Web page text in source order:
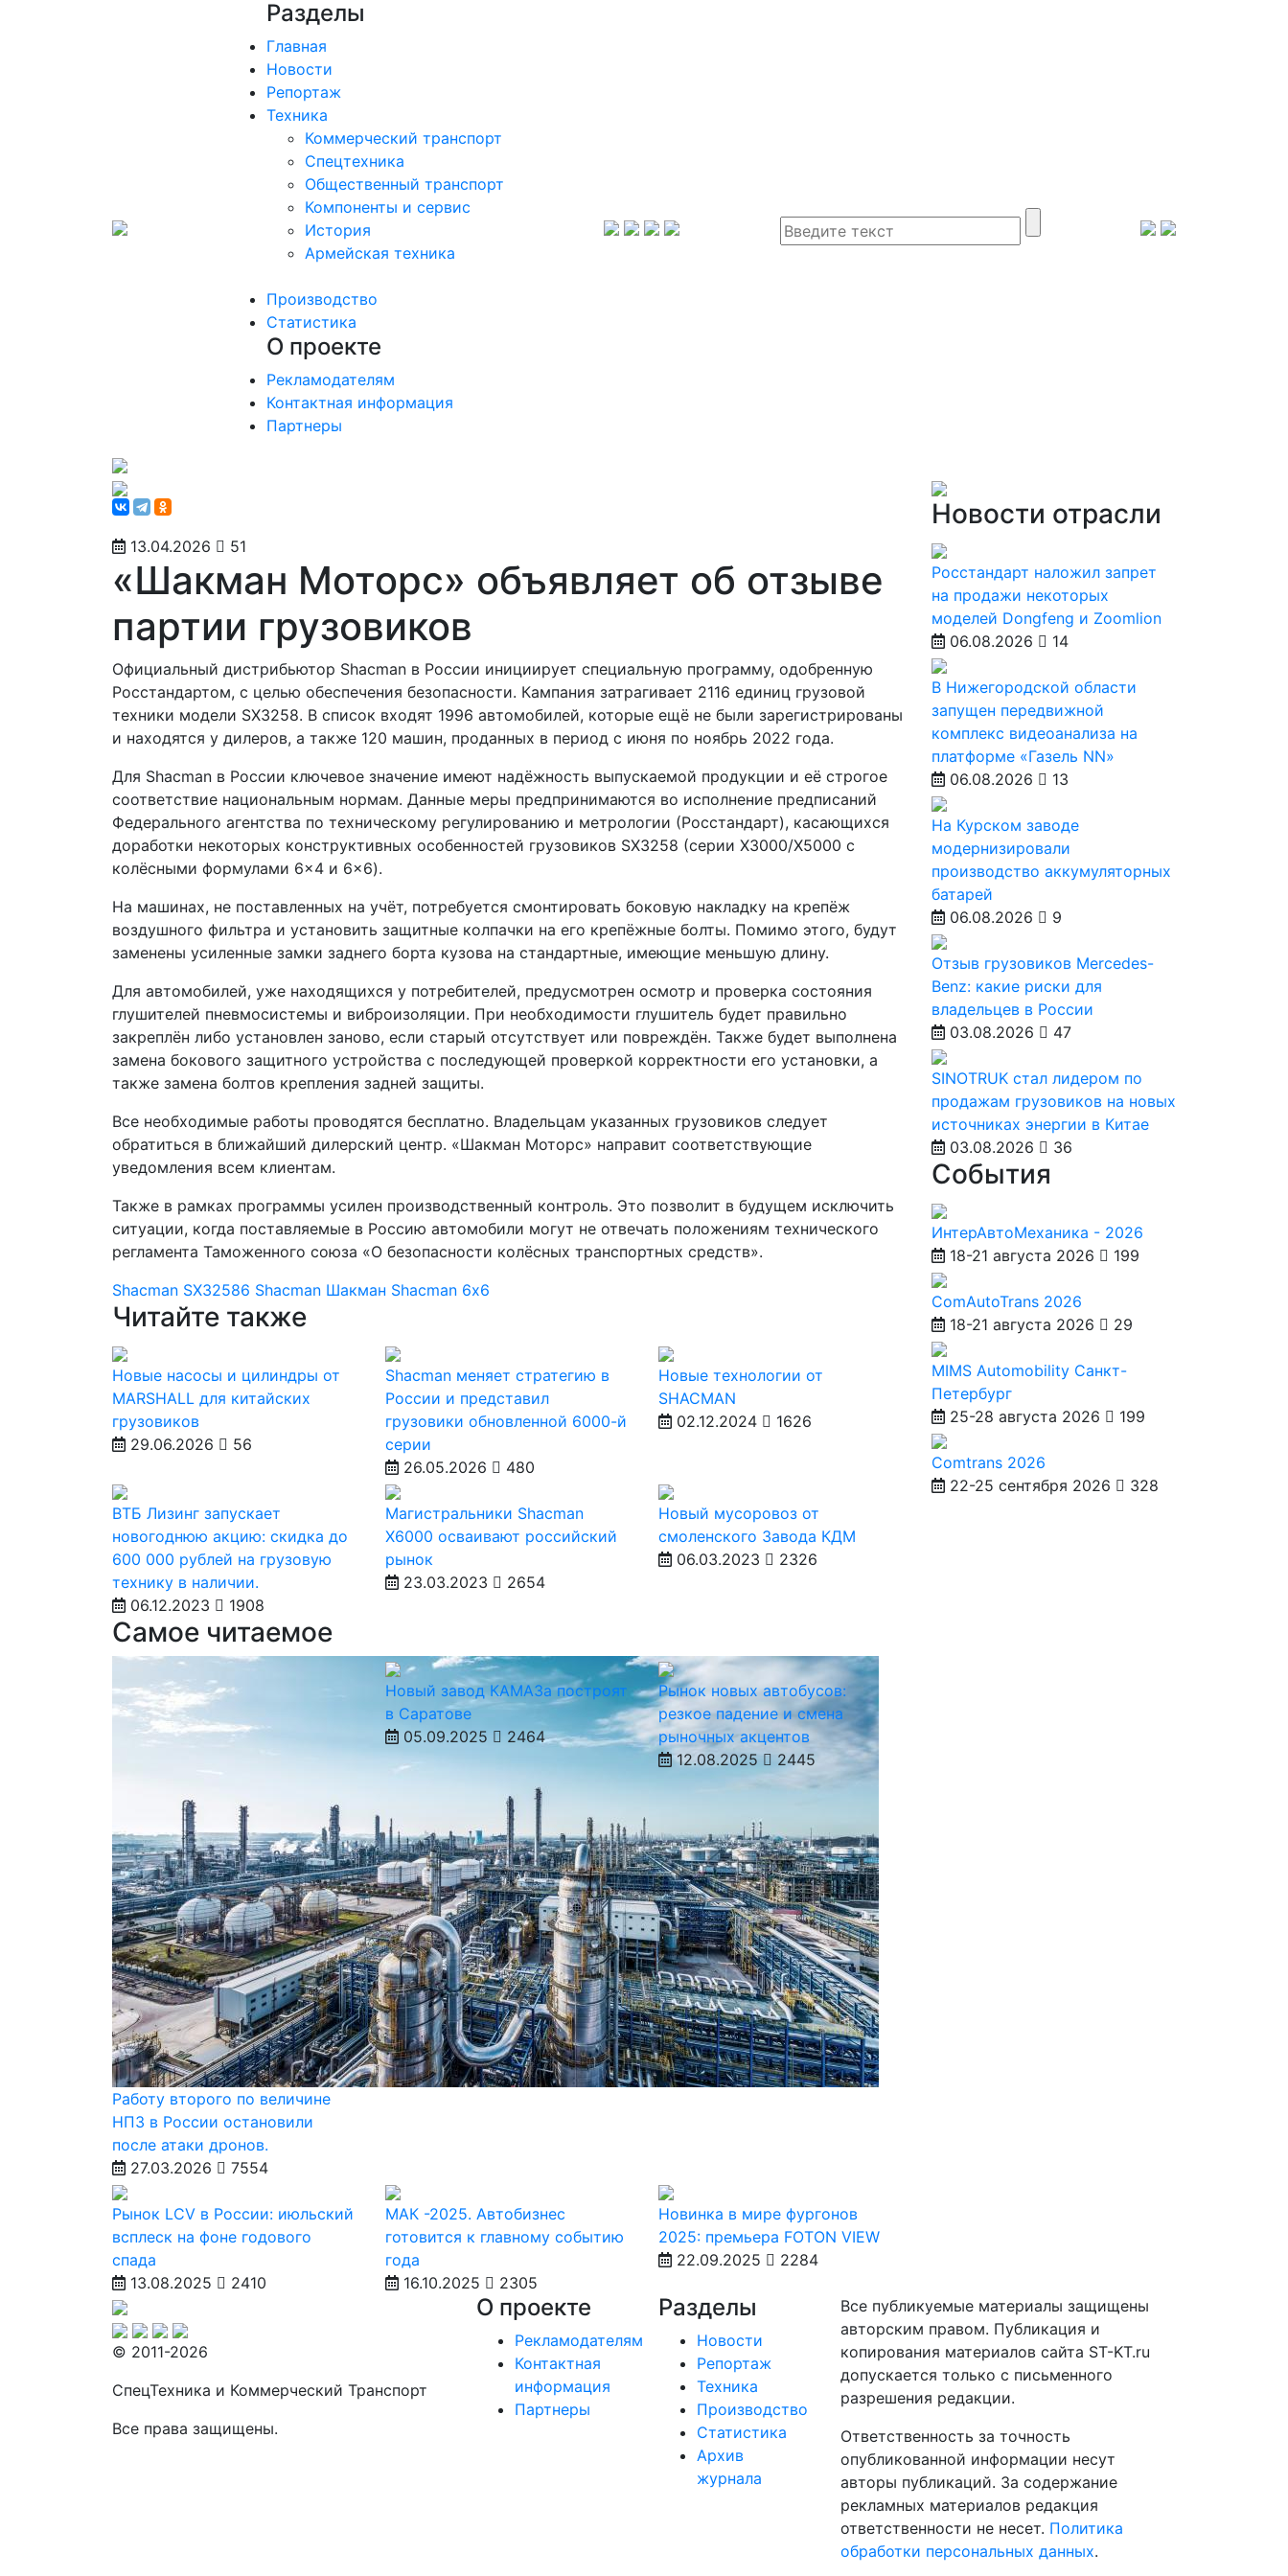
Разделы
Главная
Новости
Репортаж
Техника
Коммерческий транспорт
Спецтехника
Общественный транспорт
Компоненты и сервис
История
Армейская техника
Производство
Статистика
О проекте
Рекламодателям
Контактная информация
Партнеры
13.04.2026 51
«Шакман Моторс» объявляет об отзыве
партии грузовиков
Официальный дистрибьютор Shacman в России инициирует специальную программу, одобренную
Росстандартом, с целью обеспечения безопасности. Кампания затрагивает 2116 единиц грузовой
техники модели SX3258. В список входят 1996 автомобилей, которые ещё не были зарегистрированы
и находятся у дилеров, а также 120 машин, проданных в период с июня по ноябрь 2022 года.
Для Shacman в России ключевое значение имеют надёжность выпускаемой продукции и её строгое
соответствие национальным нормам. Данные меры предпринимаются во исполнение предписаний
Федерального агентства по техническому регулированию и метрологии (Росстандарт), касающихся
доработки некоторых конструктивных особенностей грузовиков SX3258 (серии X3000/X5000 с
колёсными формулами 6×4 и 6×6).
На машинах, не поставленных на учёт, потребуется смонтировать боковую накладку на крепёж
воздушного фильтра и установить защитные колпачки на его крепёжные болты. Помимо этого, будут
заменены усиленные замки заднего борта кузова на стандартные, имеющие меньшую длину.
Для автомобилей, уже находящихся у потребителей, предусмотрен осмотр и проверка состояния
глушителей пневмосистемы и виброизоляции. При необходимости глушитель будет правильно
закреплён либо установлен заново, если старый отсутствует или повреждён. Также будет выполнена
замена бокового защитного устройства с последующей проверкой корректности его установки, а
также замена болтов крепления задней защиты.
Все необходимые работы проводятся бесплатно. Владельцам указанных грузовиков следует
обратиться в ближайший дилерский центр. «Шакман Моторс» направит соответствующие
уведомления всем клиентам.
Также в рамках программы усилен производственный контроль. Это позволит в будущем исключить
ситуации, когда поставляемые в Россию автомобили могут не отвечать положениям технического
регламента Таможенного союза «О безопасности колёсных транспортных средств».
Shacman SX32586 Shacman Шакман Shacman 6х6
Читайте также
Новые насосы и цилиндры от
MARSHALL для китайских
грузовиков
29.06.2026
56
Shacman меняет стратегию в
России и представил
грузовики обновленной 6000-й
серии
26.05.2026
480
Новые технологии от
SHACMAN
02.12.2024
1626
ВТБ Лизинг запускает
новогоднюю акцию: скидка до
600 000 рублей на грузовую
технику в наличии.
06.12.2023
1908
Магистральники Shacman
X6000 осваивают российский
рынок
23.03.2023
2654
Новый мусоровоз от
смоленского Завода КДМ
06.03.2023
2326
Самое читаемое
Работу второго по величине
НПЗ в России остановили
после атаки дронов.
27.03.2026
7554
Новый завод КАМАЗа построят
в Саратове
05.09.2025
2464
Рынок новых автобусов:
резкое падение и смена
рыночных акцентов
12.08.2025
2445
Рынок LCV в России: июльский
всплеск на фоне годового
спада
13.08.2025
2410
МАК -2025. Автобизнес
готовится к главному событию
года
16.10.2025
2305
Новинка в мире фургонов
2025: премьера FOTON VIEW
22.09.2025
2284
Новости отрасли
Росстандарт наложил запрет
на продажи некоторых
моделей Dongfeng и Zoomlion
06.08.2026
14
В Нижегородской области
запущен передвижной
комплекс видеоанализа на
платформе «Газель NN»
06.08.2026
13
На Курском заводе
модернизировали
производство аккумуляторных
батарей
06.08.2026
9
Отзыв грузовиков Mercedes-
Benz: какие риски для
владельцев в России
03.08.2026
47
SINOTRUK стал лидером по
продажам грузовиков на новых
источниках энергии в Китае
03.08.2026
36
События
ИнтерАвтоМеханика - 2026
18-21 августа 2026
199
ComAutoTrans 2026
18-21 августа 2026
29
MIMS Automobility Санкт-
Петербург
25-28 августа 2026
199
Comtrans 2026
22-25 сентября 2026
328
© 2011-2026
СпецТехника и Коммерческий Транспорт
Все права защищены.
О проекте
Рекламодателям
Контактная
информация
Партнеры
Разделы
Новости
Репортаж
Техника
Производство
Статистика
Архив
журнала
Все публикуемые материалы защищены
авторским правом. Публикация и
копирования материалов сайта ST-KT.ru
допускается только с письменного
разрешения редакции.
Ответственность за точность
опубликованной информации несут
авторы публикаций. За содержание
рекламных материалов редакция
ответственности не несет. Политика
обработки персональных данных.